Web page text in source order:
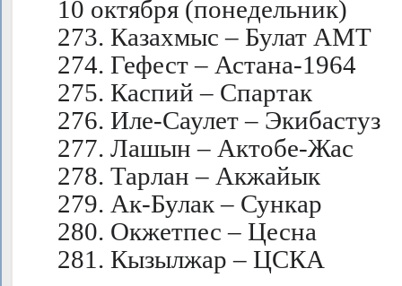
10 октября (понедельник)
273. Казахмыс – Булат АМТ
274. Гефест – Астана-1964
275. Каспий – Спартак
276. Иле-Саулет – Экибастуз
277. Лашын – Актобе-Жас
278. Тарлан – Акжайык
279. Ак-Булак – Сункар
280. Окжетпес – Цесна
281. Кызылжар – ЦСКА